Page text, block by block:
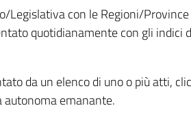
Legislativa con le Regioni/
quotidianamente con gli
da un elenco di uno o più atti,
autonoma emanante.